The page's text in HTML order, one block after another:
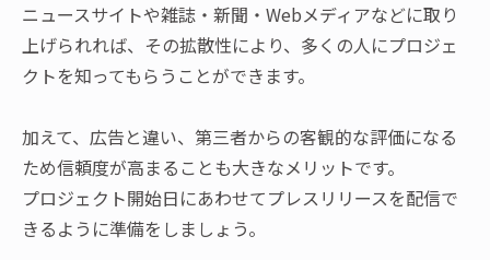
ニュースサイトや雑誌・新聞・Webメディアなどに取り
上げられれば、その拡散性により、多くの人にプロジェ
クトを知ってもらうことができます。
加えて、広告と違い、第三者からの客観的な評価になる
ため信頼度が高まることも大きなメリットです。
プロジェクト開始日にあわせてプレスリリースを配信で
きるように準備をしましょう。